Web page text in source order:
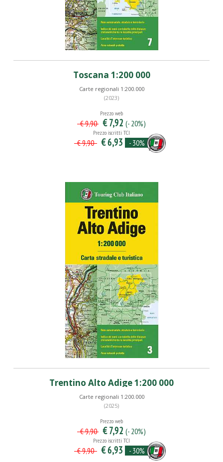
Toscana 1:200 000
Carte regionali 1:200.000
(2023)
Prezzo web
€ 9,90 € 7,92 (- 20%)
Prezzo iscritti TCI
€ 9,90 € 6,93 - 30%
Trentino Alto Adige 1:200 000
Carte regionali 1:200.000
(2025)
Prezzo web
€ 9,90 € 7,92 (- 20%)
Prezzo iscritti TCI
€ 9,90 € 6,93 - 30%